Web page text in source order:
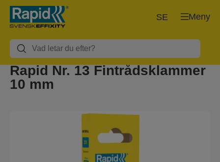
Meny
SE
Rapid Nr. 13 Fintrådsklammer
10 mm